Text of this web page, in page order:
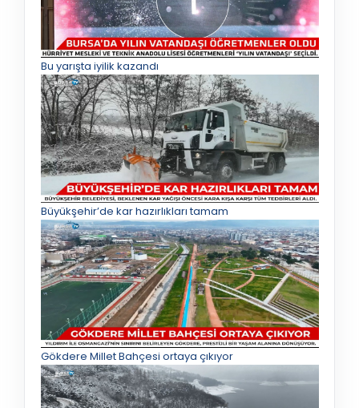
Bu yarışta iyilik kazandı
Büyükşehir’de kar hazırlıkları tamam
Gökdere Millet Bahçesi ortaya çıkıyor